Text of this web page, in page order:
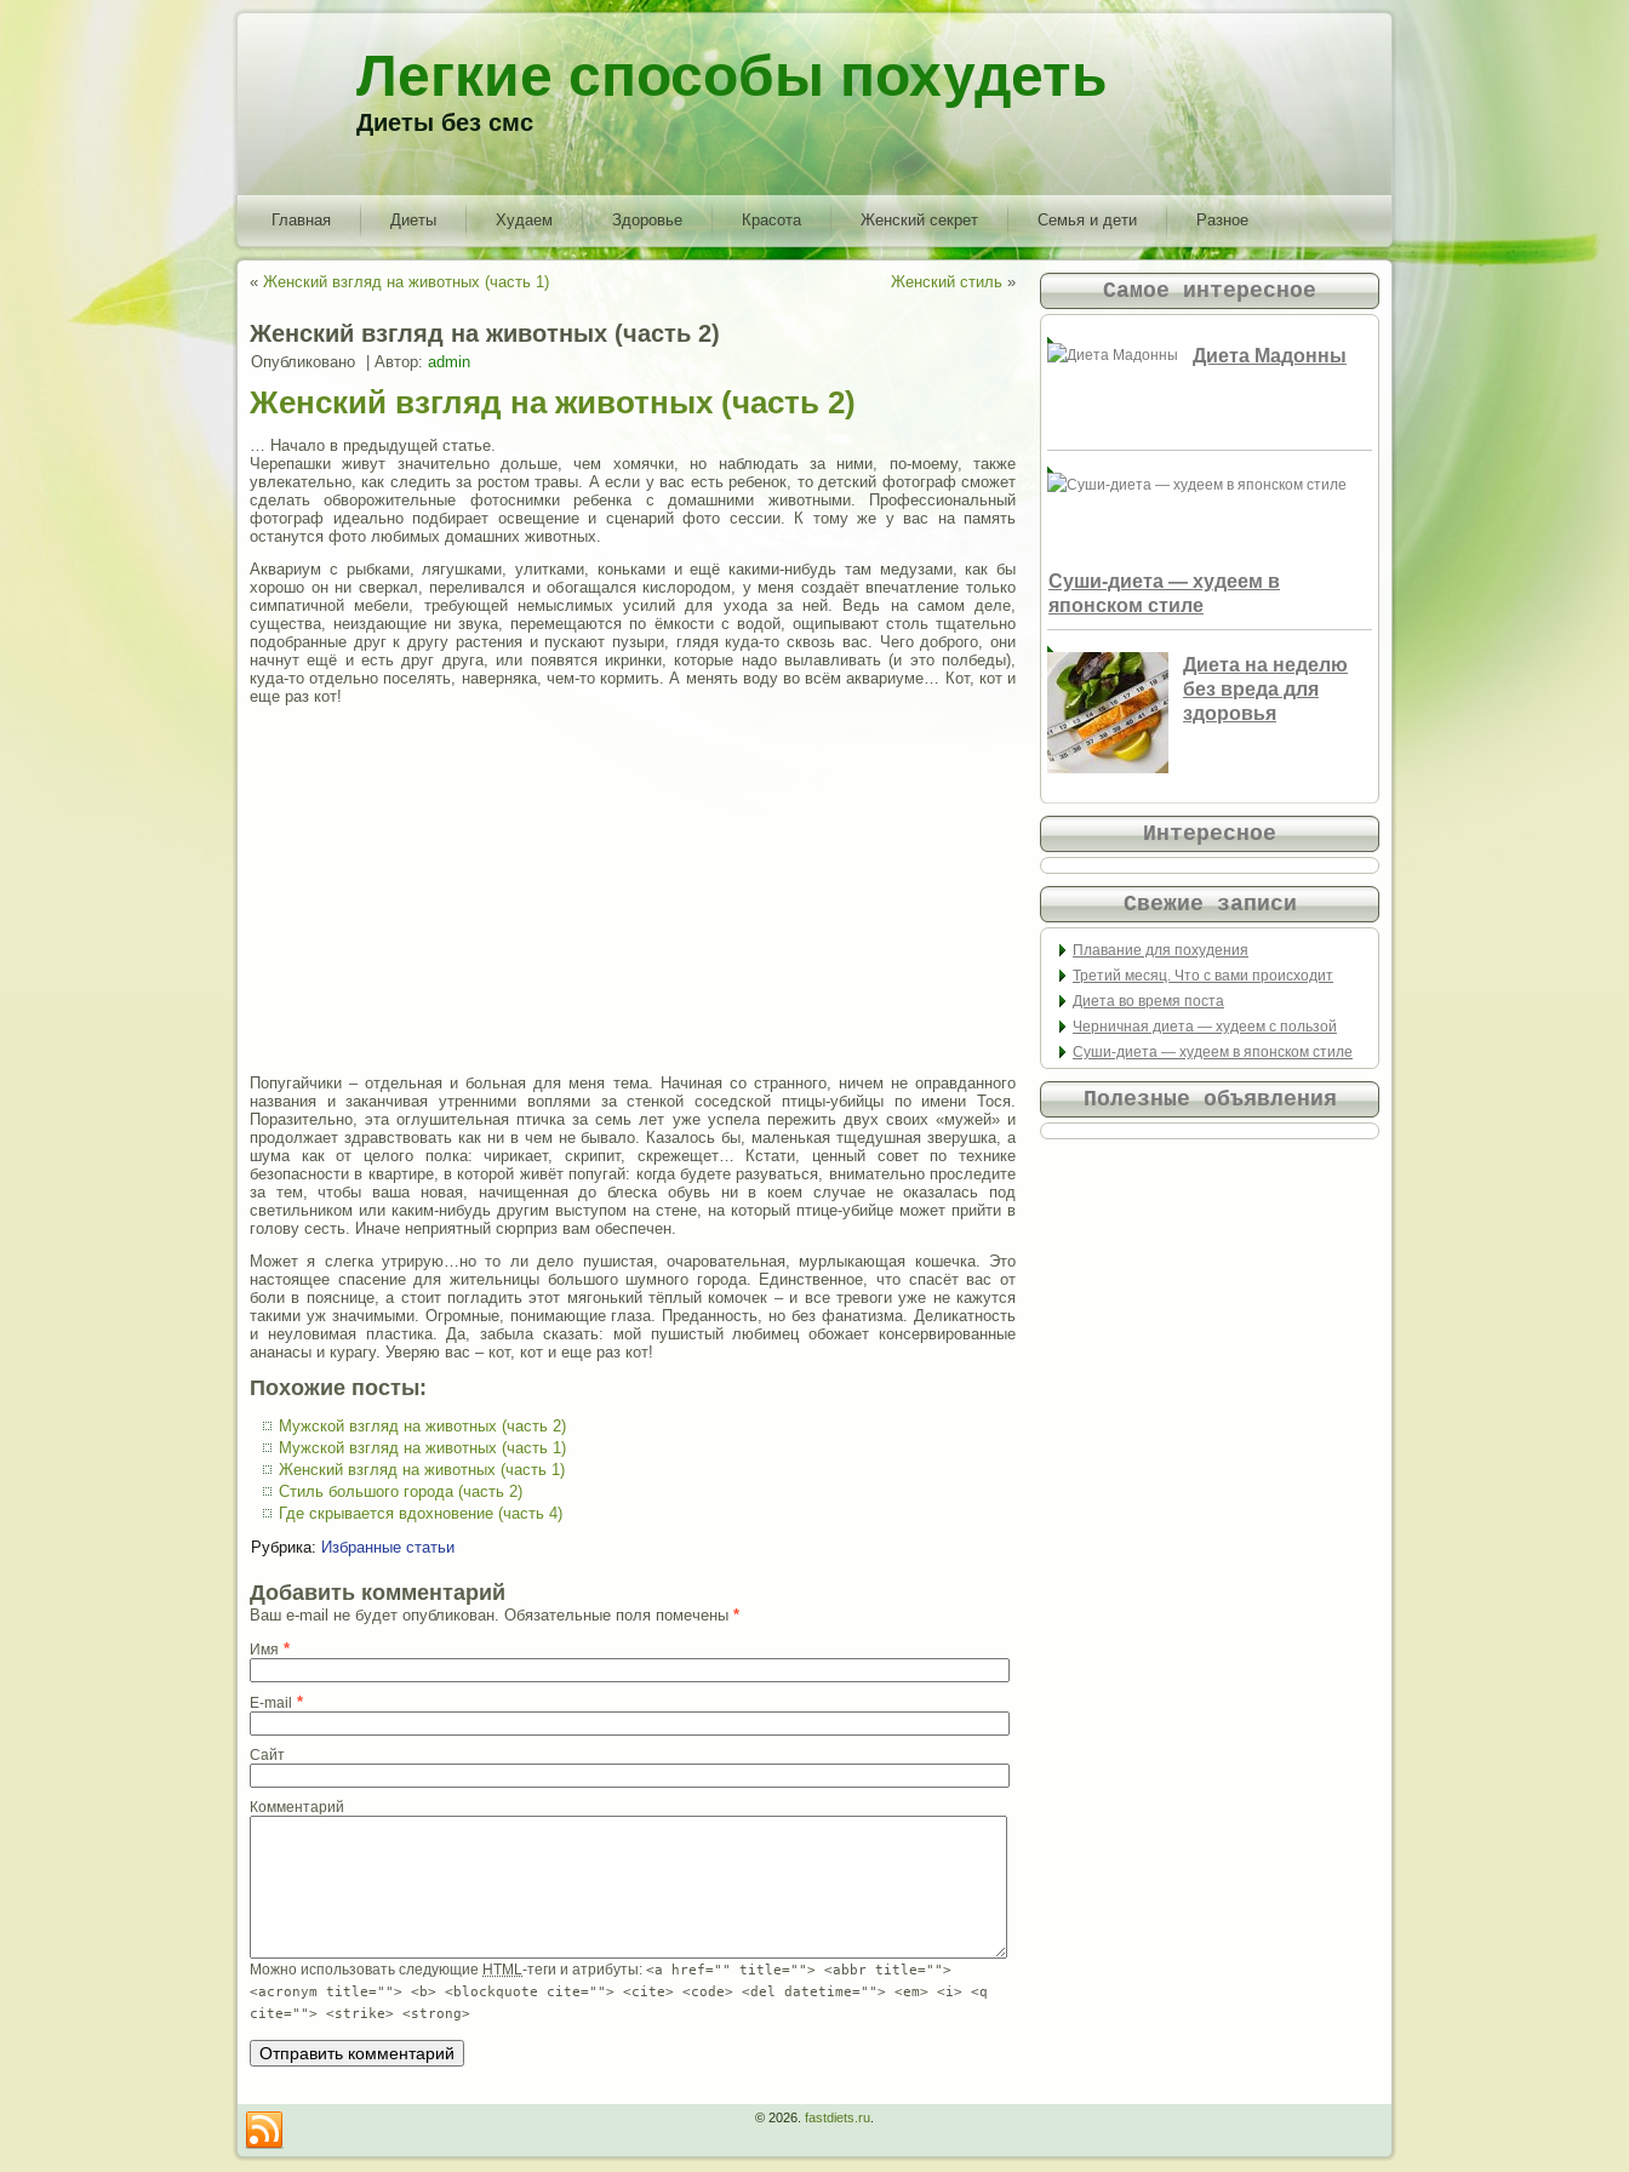
Легкие способы похудеть
Диеты без смс
Главная Диеты Худаем Здоровье Красота Женский секрет Семья и дети Разное
« Женский взгляд на животных (часть 1) Женский стиль »
Женский взгляд на животных (часть 2)
Опубликовано Автор: admin
Женский взгляд на животных (часть 2)
… Начало в предыдущей статье.
Черепашки живут значительно дольше, чем хомячки, но наблюдать за ними, по-моему, также
увлекательно, как следить за ростом травы. А если у вас есть ребенок, то детский фотограф сможет
сделать обворожительные фотоснимки ребенка с домашними животными. Профессиональный
фотограф идеально подбирает освещение и сценарий фото сессии. К тому же у вас на память
останутся фото любимых домашних животных.
Аквариум с рыбками, лягушками, улитками, коньками и ещё какими-нибудь там медузами, как бы
хорошо он ни сверкал, переливался и обогащался кислородом, у меня создаёт впечатление только
симпатичной мебели, требующей немыслимых усилий для ухода за ней. Ведь на самом деле,
существа, неиздающие ни звука, перемещаются по ёмкости с водой, ощипывают столь тщательно
подобранные друг к другу растения и пускают пузыри, глядя куда-то сквозь вас. Чего доброго, они
начнут ещё и есть друг друга, или появятся икринки, которые надо вылавливать (и это полбеды),
куда-то отдельно поселять, наверняка, чем-то кормить. А менять воду во всём аквариуме… Кот, кот и
еще раз кот!
Попугайчики – отдельная и больная для меня тема. Начиная со странного, ничем не оправданного
названия и заканчивая утренними воплями за стенкой соседской птицы-убийцы по имени Тося.
Поразительно, эта оглушительная птичка за семь лет уже успела пережить двух своих «мужей» и
продолжает здравствовать как ни в чем не бывало. Казалось бы, маленькая тщедушная зверушка, а
шума как от целого полка: чирикает, скрипит, скрежещет… Кстати, ценный совет по технике
безопасности в квартире, в которой живёт попугай: когда будете разуваться, внимательно проследите
за тем, чтобы ваша новая, начищенная до блеска обувь ни в коем случае не оказалась под
светильником или каким-нибудь другим выступом на стене, на который птице-убийце может прийти в
голову сесть. Иначе неприятный сюрприз вам обеспечен.
Может я слегка утрирую…но то ли дело пушистая, очаровательная, мурлыкающая кошечка. Это
настоящее спасение для жительницы большого шумного города. Единственное, что спасёт вас от
боли в пояснице, а стоит погладить этот мягонький тёплый комочек – и все тревоги уже не кажутся
такими уж значимыми. Огромные, понимающие глаза. Преданность, но без фанатизма. Деликатность
и неуловимая пластика. Да, забыла сказать: мой пушистый любимец обожает консервированные
ананасы и курагу. Уверяю вас – кот, кот и еще раз кот!
Похожие посты:
Мужской взгляд на животных (часть 2)
Мужской взгляд на животных (часть 1)
Женский взгляд на животных (часть 1)
Стиль большого города (часть 2)
Где скрывается вдохновение (часть 4)
Рубрика: Избранные статьи
Добавить комментарий
Ваш e-mail не будет опубликован. Обязательные поля помечены *
Имя *
E-mail *
Сайт
Комментарий
Можно использовать следующие HTML-теги и атрибуты: <a href="" title=""> <abbr title="">
<acronym title=""> <b> <blockquote cite=""> <cite> <code> <del datetime=""> <em> <i> <q
cite=""> <strike> <strong>
Самое интересное
Диета Мадонны
Суши-диета — худеем в
японском стиле
Диета на неделю
без вреда для
здоровья
Интересное
Свежие записи
Плавание для похудения
Третий месяц. Что с вами происходит
Диета во время поста
Черничная диета — худеем с пользой
Суши-диета — худеем в японском стиле
Полезные объявления
© 2026. fastdiets.ru